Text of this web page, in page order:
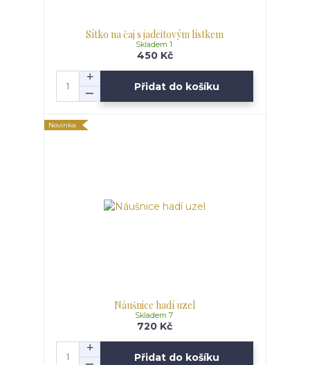
Sítko na čaj s jadeitovým lístkem
450 Kč
Skladem 1
Přidat do košíku
Novinka
Náušnice hadí uzel
720 Kč
Skladem 7
Přidat do košíku